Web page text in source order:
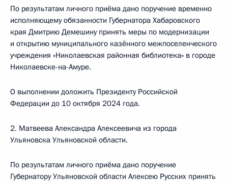
По результатам личного приёма дано поручение временно
исполняющему обязанности Губернатора Хабаровского
края Дмитрию Демешину принять меры по модернизации
и открытию муниципального казённого межпоселенческого
учреждения «Николаевская районная библиотека» в городе
Николаевске-на-Амуре.
О выполнении доложить Президенту Российской
Федерации до 10 октября 2024 года.
2. Матвеева Александра Алексеевича из города
Ульяновска Ульяновской области.
По результатам личного приёма дано поручение
Губернатору Ульяновской области Алексею Русских принять